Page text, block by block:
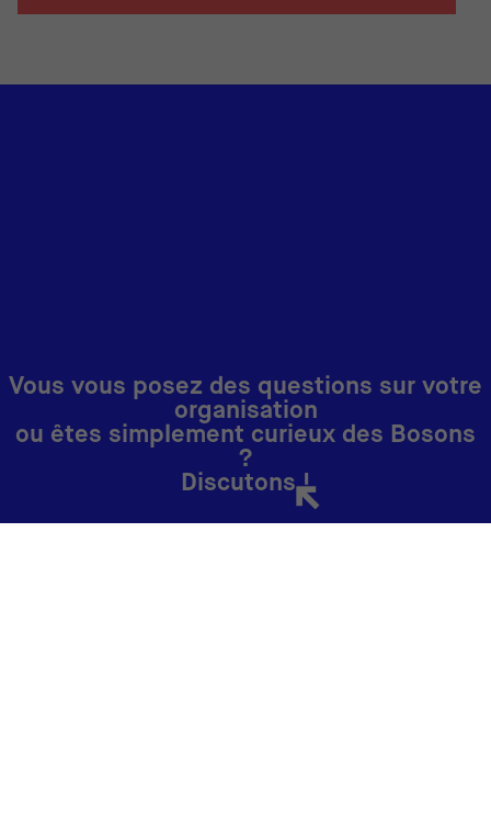
Vous vous posez des questions sur votre
organisation
ou êtes simplement curieux des Bosons
?
Discutons !